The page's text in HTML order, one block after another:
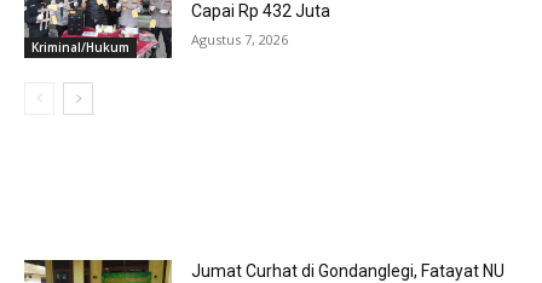
Kriminal/Hukum
Capai Rp 432 Juta
Agustus 7, 2026
Jumat Curhat di Gondanglegi, Fatayat NU